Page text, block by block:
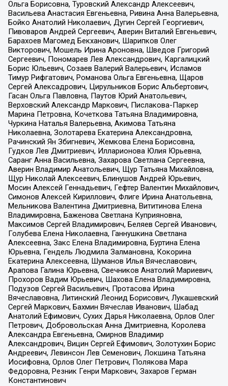
Ольга Борисовна, Туровский Александр Алексеевич,
Васильева Анастасия Евгеньевна, Ривина Анна Валерьевна,
Бойко Анатолий Николаевич, Дугин Сергей Георгиевич,
Пивоваров Андрей Сергеевич, Аверин Виталий Евгеньевич,
Барахоев Магомед Бекханович, Шарипков Олег
Викторович, Мошель Ирина Ароновна, Шведов Григорий
Сергеевич, Пономарев Лев Александрович, Каргалицкий
Борис Юльевич, Созаев Валерий Валерьевич, Исламов
Тимур Рифгатович, Романова Ольга Евгеньевна, Щаров
Сергей Алексадрович, Цирульников Борис Альбертович,
Гасан Ольга Павловна, Паутов Юрий Анатольевич,
Верховский Александр Маркович, Пислакова-Паркер
Марина Петровна, Кочеткова Татьяна Владимировна,
Чуркина Наталья Валерьевна, Акимова Татьяна
Николаевна, Золотарева Екатерина Александровна,
Рачинский Ян Збигневич, Жемкова Елена Борисовна,
Гудков Лев Дмитриевич, Илларионова Юлия Юрьевна,
Саранг Анна Васильевна, Захарова Светлана Сергеевна,
Аверин Владимир Анатольевич, Щур Татьяна Михайловна,
Щур Николай Алексеевич, Блинушов Андрей Юрьевич,
Мосин Алексей Геннадьевич, Гефтер Валентин Михайлович,
Симонов Алексей Кириллович, Флиге Ирина Анатольевна,
Мельникова Валентина Дмитриевна, Вититинова Елена
Владимировна, Баженова Светлана Куприяновна,
Максимов Сергей Владимирович, Беляев Сергей Иванович,
Голубева Елена Николаевна, Ганнушкина Светлана
Алексеевна, Закс Елена Владимировна, Буртина Елена
Юрьевна, Гендель Людмила Залмановна, Кокорина
Екатерина Алексеевна, Шуманов Илья Вячеславович,
Арапова Галина Юрьевна, Свечников Анатолий Мариевич,
Прохоров Вадим Юрьевич, Шахова Елена Владимировна,
Подузов Сергей Васильевич, Протасова Ирина
Вячеславовна, Литинский Леонид Борисович, Лукашевский
Сергей Маркович, Бахмин Вячеслав Иванович, Шабад
Анатолий Ефимович, Сухих Дарья Николаевна, Орлов Олег
Петрович, Добровольская Анна Дмитриевна, Королева
Александра Евгеньевна, Смирнов Владимир
Александрович, Вицин Сергей Ефимович, Золотухин Борис
Андреевич, Левинсон Лев Семенович, Локшина Татьяна
Иосифовна, Орлов Олег Петрович, Полякова Мара
Федоровна, Резник Генри Маркович, Захаров Герман
Константинович